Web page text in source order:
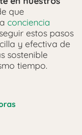
que
conciencia
estos pasos
y efectiva de
sostenible
tiempo.